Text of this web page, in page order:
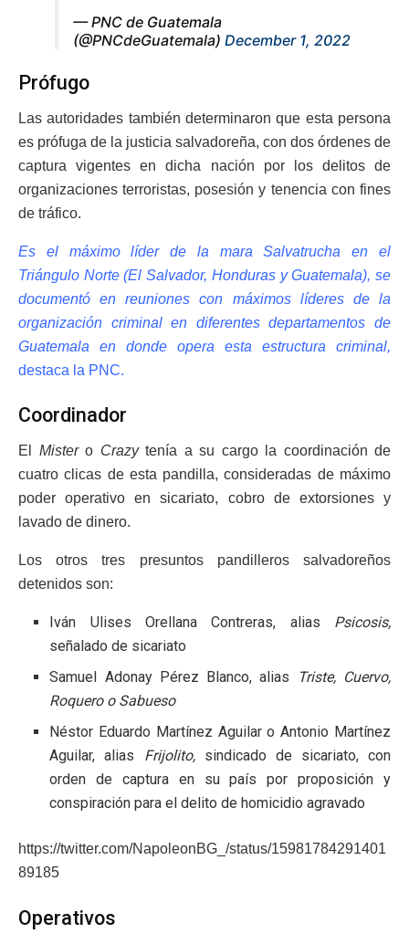
— PNC de Guatemala
(@PNCdeGuatemala) December 1, 2022
Prófugo
Las autoridades también determinaron que esta persona
es prófuga de la justicia salvadoreña, con dos órdenes de
captura vigentes en dicha nación por los delitos de
organizaciones terroristas, posesión y tenencia con fines
de tráfico.
Es el máximo líder de la mara Salvatrucha en el
Triángulo Norte (El Salvador, Honduras y Guatemala), se
documentó en reuniones con máximos líderes de la
organización criminal en diferentes departamentos de
Guatemala en donde opera esta estructura criminal,
destaca la PNC.
Coordinador
El Mister o Crazy tenía a su cargo la coordinación de
cuatro clicas de esta pandilla, consideradas de máximo
poder operativo en sicariato, cobro de extorsiones y
lavado de dinero.
Los otros tres presuntos pandilleros salvadoreños
detenidos son:
Iván Ulises Orellana Contreras, alias Psicosis,
señalado de sicariato
Samuel Adonay Pérez Blanco, alias
Triste, Cuervo,
Roquero o Sabueso
Néstor Eduardo Martínez Aguilar o Antonio Martínez
Aguilar, alias Frijolito, sindicado de sicariato, con
orden de captura en su país por proposición y
conspiración para el delito de homicidio agravado
https://twitter.com/NapoleonBG_/status/15981784291401
89185
Operativos